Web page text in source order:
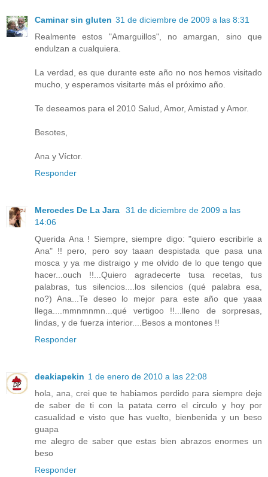
Caminar sin gluten 31 de diciembre de 2009 a las 8:31
Realmente estos "Amarguillos", no amargan, sino que
endulzan a cualquiera.
La verdad, es que durante este año no nos hemos visitado
mucho, y esperamos visitarte más el próximo año.
Te deseamos para el 2010 Salud, Amor, Amistad y Amor.
Besotes,
Ana y Víctor.
Responder
Mercedes De La Jara
31 de diciembre de 2009 a las
14:06
Querida Ana ! Siempre, siempre digo: "quiero escribirle a
Ana" !! pero, pero soy taaan despistada que pasa una
mosca y ya me distraigo y me olvido de lo que tengo que
hacer...ouch !!...Quiero agradecerte tusa recetas, tus
palabras, tus silencios....los silencios (qué palabra esa,
no?) Ana...Te deseo lo mejor para este año que yaaa
llega....mmnmnmn...qué vertigoo !!...lleno de sorpresas,
lindas, y de fuerza interior....Besos a montones !!
Responder
deakiapekin 1 de enero de 2010 a las 22:08
hola, ana, crei que te habiamos perdido para siempre deje
de saber de ti con la patata cerro el circulo y hoy por
casualidad e visto que has vuelto, bienbenida y un beso
guapa
me alegro de saber que estas bien abrazos enormes un
beso
Responder